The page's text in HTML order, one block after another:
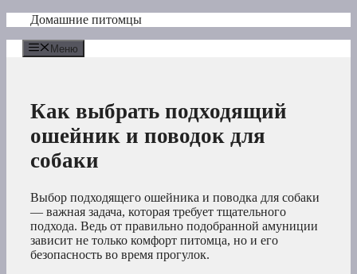
Перейти
содержимому
Домашние питомцы
Меню
Как выбрать подходящий
ошейник и поводок для
собаки
Выбор подходящего ошейника и поводка для собаки
— важная задача, которая требует тщательного
подхода. Ведь от правильно подобранной амуниции
зависит не только комфорт питомца, но и его
безопасность во время прогулок.